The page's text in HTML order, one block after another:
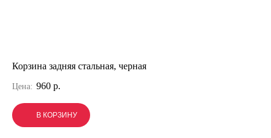
Корзина задняя стальная, черная
Цена: 960 р.
В КОРЗИНУ
В КОРЗИНУ
В КОРЗИНУ